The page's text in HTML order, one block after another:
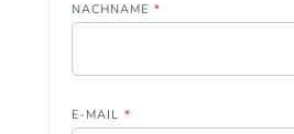
NACHNAME *
E-MAIL *